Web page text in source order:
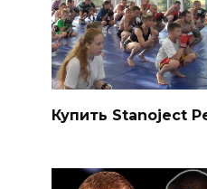
Купить Stanoject